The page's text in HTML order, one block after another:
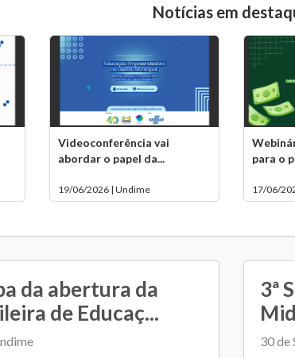
Notícias em
Videoconferência vai
abordar o papel da...
19/06/2026 | Undime
para o
17/06/
da abertura da
de Educaç...
3ª
30 de